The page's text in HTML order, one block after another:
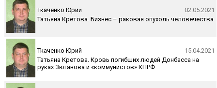
Ткаченко Юрий
02.05.2021
Татьяна Кретова. Бизнес – раковая опухоль человечества
Ткаченко Юрий
15.04.2021
Татьяна Кретова. Кровь погибших людей Донбасса на
руках Зюганова и «коммунистов» КПРФ